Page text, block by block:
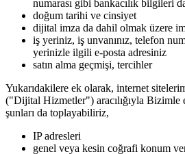
numarası gibi bankacılık bilgileri
doğum tarihi ve cinsiyet
dijital imza da dahil olmak üzere
iş yeriniz, iş unvanınız, telefon
yerinizle ilgili e-posta adresiniz
satın alma geçmişi, tercihler
Yukarıdakilere ek olarak, internet
("Dijital Hizmetler") aracılığıyla Bizimle
şunları da toplayabiliriz,
IP adresleri
genel veya kesin coğrafi konum